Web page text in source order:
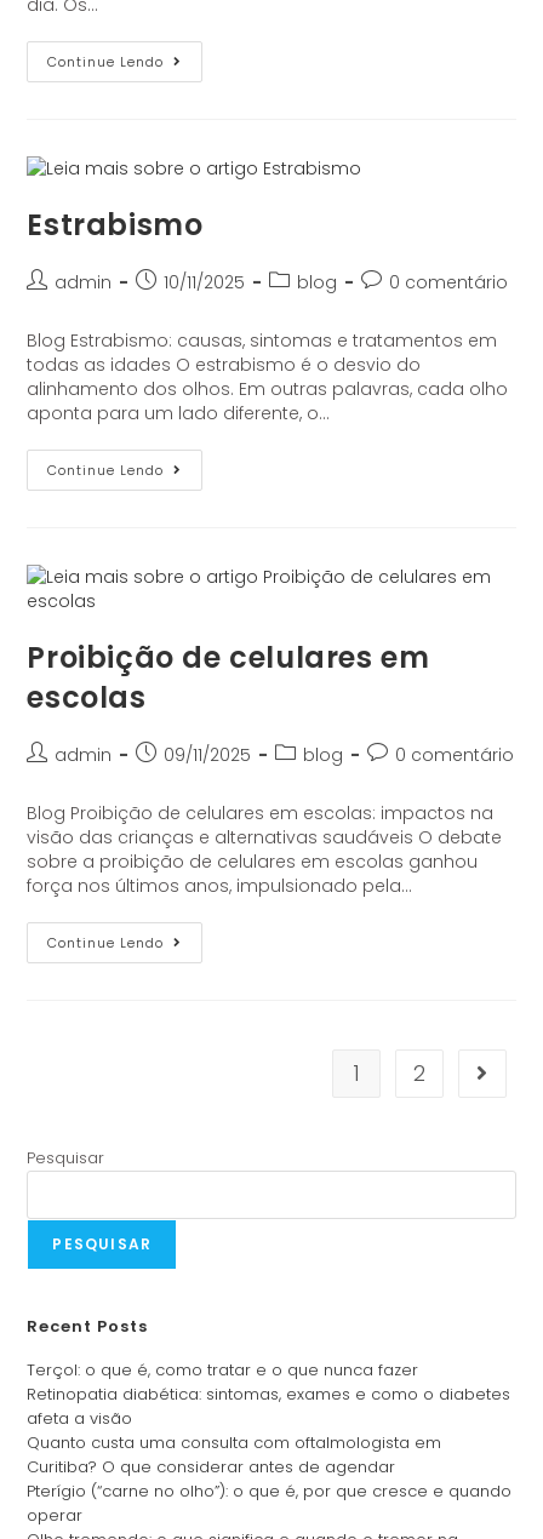
dia. Os…
Continue Lendo
Estrabismo
admin 10/11/2025 blog 0 comentário
Blog Estrabismo: causas, sintomas e tratamentos em
todas as idades O estrabismo é o desvio do
alinhamento dos olhos. Em outras palavras, cada olho
aponta para um lado diferente, o…
Continue Lendo
Proibição de celulares em
escolas
admin 09/11/2025 blog 0 comentário
Blog Proibição de celulares em escolas: impactos na
visão das crianças e alternativas saudáveis O debate
sobre a proibição de celulares em escolas ganhou
força nos últimos anos, impulsionado pela…
Continue Lendo
1 2
Pesquisar
PESQUISAR
Recent Posts
Terçol: o que é, como tratar e o que nunca fazer
Retinopatia diabética: sintomas, exames e como o diabetes
afeta a visão
Quanto custa uma consulta com oftalmologista em
Curitiba? O que considerar antes de agendar
Pterígio (“carne no olho”): o que é, por que cresce e quando
operar